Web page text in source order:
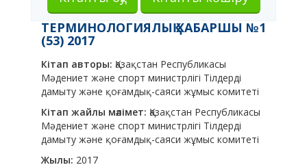
ТЕРМИНОЛОГИЯЛЫҚ ХАБАРШЫ №1
(53) 2017
Кітап авторы: Қазақстан Республикасы
Мәдениет және спорт министрлігі Тілдерді
дамыту және қоғамдық-саяси жұмыс комитеті
Кітап жайлы мәлімет: Қазақстан Республикасы
Мәдениет және спорт министрлігі Тілдерді
дамыту және қоғамдық-саяси жұмыс комитеті
Жылы: 2017